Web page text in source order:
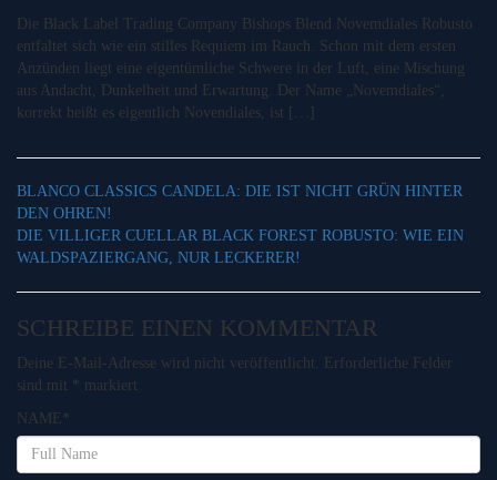
Die Black Label Trading Company Bishops Blend Novemdiales Robusto
entfaltet sich wie ein stilles Requiem im Rauch. Schon mit dem ersten
Anzünden liegt eine eigentümliche Schwere in der Luft, eine Mischung
aus Andacht, Dunkelheit und Erwartung. Der Name „Novemdiales“,
korrekt heißt es eigentlich Novendiales, ist […]
BLANCO CLASSICS CANDELA: DIE IST NICHT GRÜN HINTER
DEN OHREN!
DIE VILLIGER CUELLAR BLACK FOREST ROBUSTO: WIE EIN
WALDSPAZIERGANG, NUR LECKERER!
SCHREIBE EINEN KOMMENTAR
Deine E-Mail-Adresse wird nicht veröffentlicht.
Erforderliche Felder
sind mit * markiert
NAME *